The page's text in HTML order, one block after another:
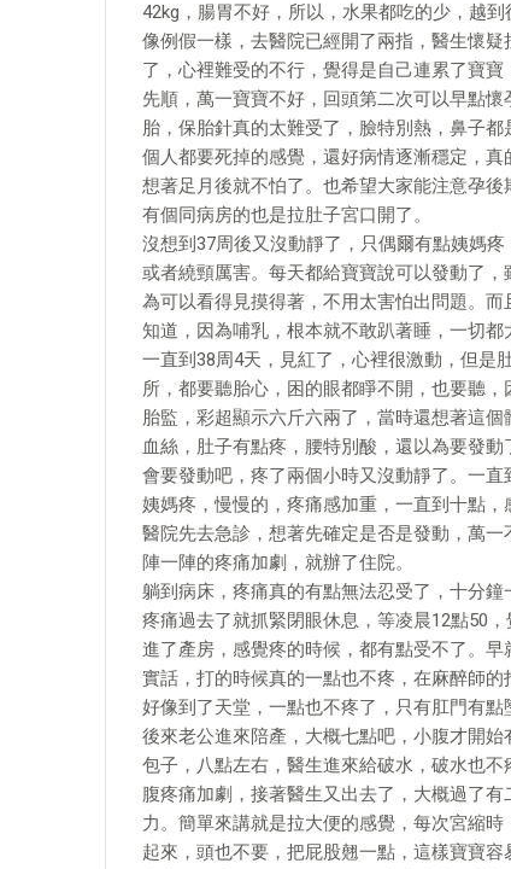
42kg，腸胃不好，所以，水果都吃的少，越
像例假一樣，去醫院已經開了兩指，醫生懷
了，心裡難受的不行，覺得是自己連累了寶
先順，萬一寶寶不好，回頭第二次可以早點
胎，保胎針真的太難受了，臉特別熱，鼻子
個人都要死掉的感覺，還好病情逐漸穩定，
想著足月後就不怕了。也希望大家能注意孕
有個同病房的也是拉肚子宮口開了。
沒想到37周後又沒動靜了，只偶爾有點姨媽
或者繞頸厲害。每天都給寶寶說可以發動了
為可以看得見摸得著，不用太害怕出問題。
知道，因為哺乳，根本就不敢趴著睡，一切都
一直到38周4天，見紅了，心裡很激動，但是
所，都要聽胎心，困的眼都睜不開，也要聽
胎監，彩超顯示六斤六兩了，當時還想著這
血絲，肚子有點疼，腰特別酸，還以為要發
會要發動吧，疼了兩個小時又沒動靜了。一
姨媽疼，慢慢的，疼痛感加重，一直到十點
醫院先去急診，想著先確定是否是發動，萬
陣一陣的疼痛加劇，就辦了住院。
躺到病床，疼痛真的有點無法忍受了，十分
疼痛過去了就抓緊閉眼休息，等凌晨12點50
進了產房，感覺疼的時候，都有點受不了。
實話，打的時候真的一點也不疼，在麻醉師
好像到了天堂，一點也不疼了，只有肛門有點
後來老公進來陪產，大概七點吧，小腹才開
包子，八點左右，醫生進來給破水，破水也
腹疼痛加劇，接著醫生又出去了，大概過了
力。簡單來講就是拉大便的感覺，每次宮縮
起來，頭也不要，把屁股翹一點，這樣寶寶